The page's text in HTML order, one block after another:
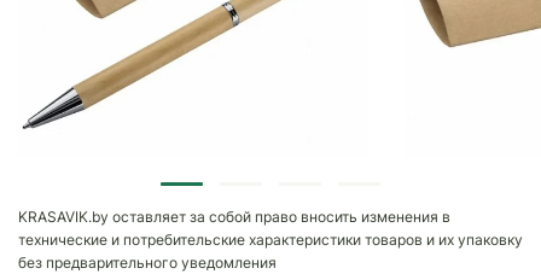
KRASAVIK.by оставляет за собой право вносить изменения в
технические и потребительские характеристики товаров и их упаковку
без предварительного уведомления